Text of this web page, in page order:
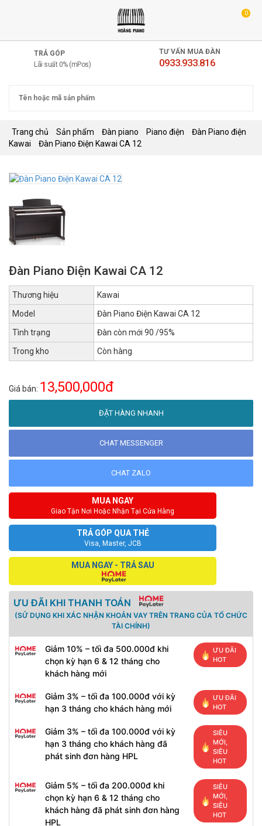
0
TRẢ GÓP
Lãi suất 0% (mPos)
TƯ VẤN MUA ĐÀN
0933.933.816
Trang chủ Sản phẩm Đàn piano Piano điện
Đàn Piano điện
Kawai
Đàn Piano Điện Kawai CA 12
Đàn Piano Điện Kawai CA 12
Thương hiệu
Kawai
Model
Đàn Piano Điện Kawai CA 12
Tình trạng
Đàn còn mới 90 /95%
Trong kho
Còn hàng
Giá bán: 13,500,000đ
ĐẶT HÀNG NHANH
CHAT MESSENGER
CHAT ZALO
MUA NGAY
Giao Tận Nơi Hoặc Nhận Tại Cửa Hàng
TRẢ GÓP QUA THẺ
Visa, Master, JCB
MUA NGAY - TRẢ SAU
ƯU ĐÃI KHI THANH TOÁN
(SỬ DỤNG KHI XÁC NHẬN KHOẢN VAY TRÊN TRANG CỦA TỔ CHỨC
TÀI CHÍNH)
Giảm 10% – tối đa 500.000đ khi
chọn kỳ hạn 6 & 12 tháng cho
khách hàng mới
ƯU ĐÃI
HOT
Giảm 3% – tối đa 100.000đ với kỳ
hạn 3 tháng cho khách hàng mới
ƯU ĐÃI
HOT
Giảm 3% – tối đa 100.000đ với kỳ
hạn 3 tháng cho khách hàng đã
phát sinh đơn hàng HPL
SIÊU
MỚI,
SIÊU
HOT
Giảm 5% – tối đa 200.000đ khi
chọn kỳ hạn 6 & 12 tháng cho
khách hàng đã phát sinh đơn hàng
HPL
SIÊU
MỚI,
SIÊU
HOT